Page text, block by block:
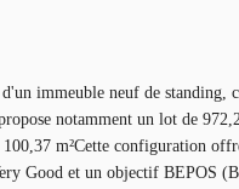
immeuble neuf de
notamment un lot de
m²Cette
Good et un objectif BEPOS